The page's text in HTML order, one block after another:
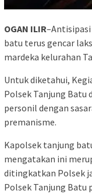
OGAN ILIR
batu terus gencar
mardeka kelurahan
Untuk diketahui,
Polsek Tanjung Batu
personil dengan
premanisme.
Kapolsek tanjung
mengatakan ini
ditingkatkan Polsek
Polsek Tanjung Batu